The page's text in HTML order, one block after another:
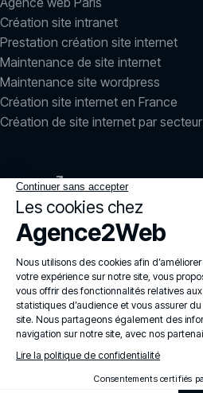
Création site intranet
Prestation création site internet
Maintenance de site internet
Maintenance site wordpress
Création site internet en France
Création de site internet par secteur
LinkedIn
Instagram
agence2web© 2026
Politique de confidentialité
Mentions légales
Politique IA
Services